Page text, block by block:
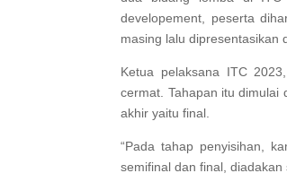
developement, peserta
masing lalu dipresentasikan
Ketua pelaksana ITC
cermat. Tahapan itu dimulai
akhir yaitu final.
“Pada tahap penyisihan,
semifinal dan final, diadakan